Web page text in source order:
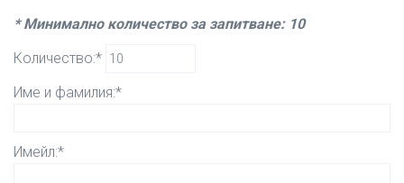
* Минимално количество за запитване: 10
Количество:*
Име и фамилия:*
Имейл:*